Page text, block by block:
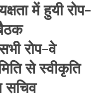
में हुयी रोप-
रोप-वे
से स्वीकृति
सचिव